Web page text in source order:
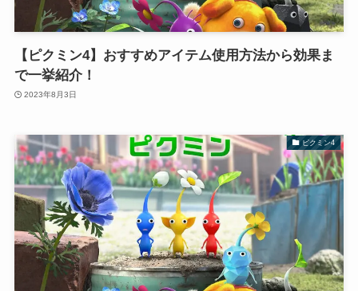
【ピクミン4】おすすめアイテム使用方法から効果ま
で一挙紹介！
2023年8月3日
ピクミン4